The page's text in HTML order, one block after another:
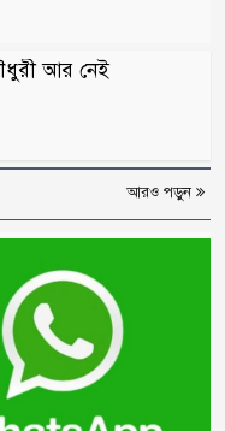
আর নেই
আরও পড়ুন